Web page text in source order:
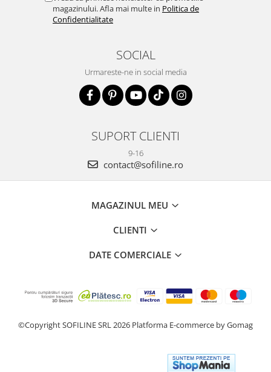
magazinului. Afla mai multe in Politica de
Confidentialitate
SOCIAL
Urmareste-ne in social media
SUPORT CLIENTI
9-16
contact@sofiline.ro
MAGAZINUL MEU
CLIENTI
DATE COMERCIALE
©Copyright SOFILINE SRL 2026 Platforma E-commerce by Gomag